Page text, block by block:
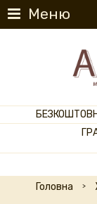
Меню
Головна